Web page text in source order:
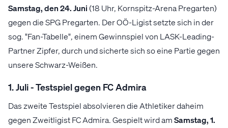
Samstag, den 24. Juni (18 Uhr, Kornspitz-Arena Pregarten)
gegen die SPG Pregarten. Der OÖ-Ligist setzte sich in der
sog. "Fan-Tabelle", einem Gewinnspiel von LASK-Leading-
Partner Zipfer, durch und sicherte sich so eine Partie gegen
unsere Schwarz-Weißen.
1. Juli - Testspiel gegen FC Admira
Das zweite Testspiel absolvieren die Athletiker daheim
gegen Zweitligist FC Admira. Gespielt wird amSamstag, 1.